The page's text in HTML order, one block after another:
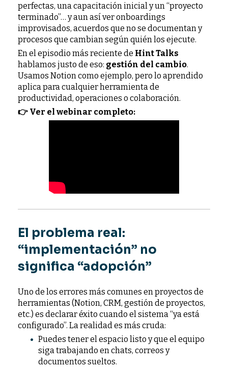
perfectas, una capacitación inicial y un “proyecto
terminado”… y aun así ver onboardings
improvisados, acuerdos que no se documentan y
procesos que cambian según quién los ejecute.
En el episodio más reciente de Hint Talks
hablamos justo de eso: gestión del cambio.
Usamos Notion como ejemplo, pero lo aprendido
aplica para cualquier herramienta de
productividad, operaciones o colaboración.
👉 Ver el webinar completo:
El problema real:
“implementación” no
significa “adopción”
Uno de los errores más comunes en proyectos de
herramientas (Notion, CRM, gestión de proyectos,
etc.) es declarar éxito cuando el sistema “ya está
configurado”. La realidad es más cruda:
Puedes tener el espacio listo y que el equipo
siga trabajando en chats, correos y
documentos sueltos.